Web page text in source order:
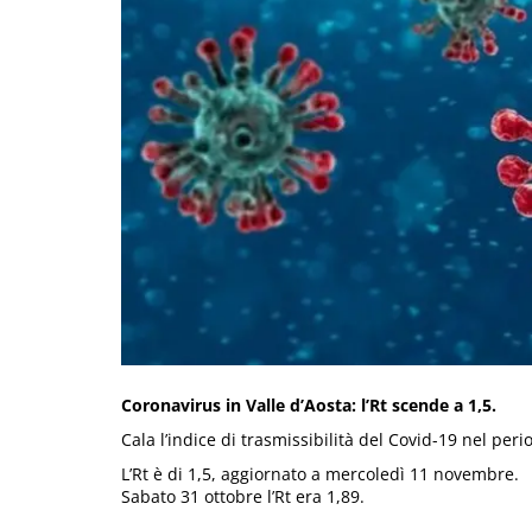
Coronavirus in Valle d’Aosta: l’Rt scende a 1,5.
Cala l’indice di trasmissibilità del Covid-19 nel
L’Rt è di 1,5, aggiornato a mercoledì 11 novembre.
Sabato 31 ottobre l’Rt era 1,89.